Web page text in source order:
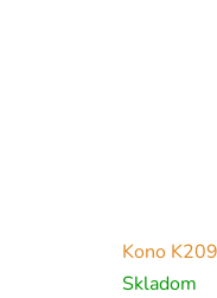
Kono
Skladom